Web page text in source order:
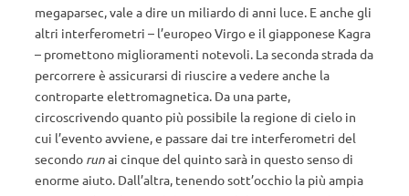
megaparsec, vale a dire un miliardo di anni luce. E anche gli
altri interferometri – l’europeo Virgo e il giapponese Kagra
– promettono miglioramenti notevoli. La seconda strada da
percorrere è assicurarsi di riuscire a vedere anche la
controparte elettromagnetica. Da una parte,
circoscrivendo quanto più possibile la regione di cielo in
cui l’evento avviene, e passare dai tre interferometri del
secondo runai cinque del quinto sarà in questo senso di
enorme aiuto. Dall’altra, tenendo sott’occhio la più ampia